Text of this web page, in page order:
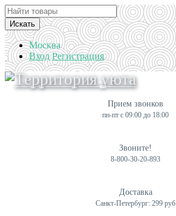
Искать
Москва
Вход Регистрация
Прием звонков
пн-пт с 09:00 до 18:00
Звоните!
8-800-30-20-893
Доставка
Санкт-Петербург: 299 руб